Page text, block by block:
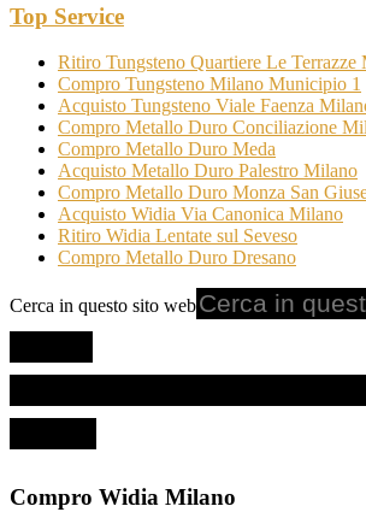
Top Service
Ritiro Tungsteno Quartiere Le Terrazze
Compro Tungsteno Milano Municipio 1
Acquisto Tungsteno Viale Faenza
Compro Metallo Duro Conciliazione
Compro Metallo Duro Meda
Acquisto Metallo Duro Palestro Milano
Compro Metallo Duro Monza San
Acquisto Widia Via Canonica Milano
Ritiro Widia Lentate sul Seveso
Compro Metallo Duro Dresano
Cerca in questo sito web
Compro Widia Milano